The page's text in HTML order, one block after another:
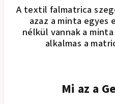
A textil falmatrica
azaz a minta egyes
nélkül vannak a
alkalmas a
Mi az a